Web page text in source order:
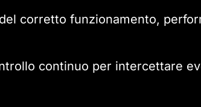
corretto funzionamento,
continuo per intercettare